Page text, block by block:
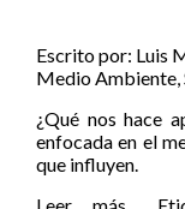
Escrito por: Luis
Medio Ambiente,
¿Qué nos hace
enfocada en el
que influyen.